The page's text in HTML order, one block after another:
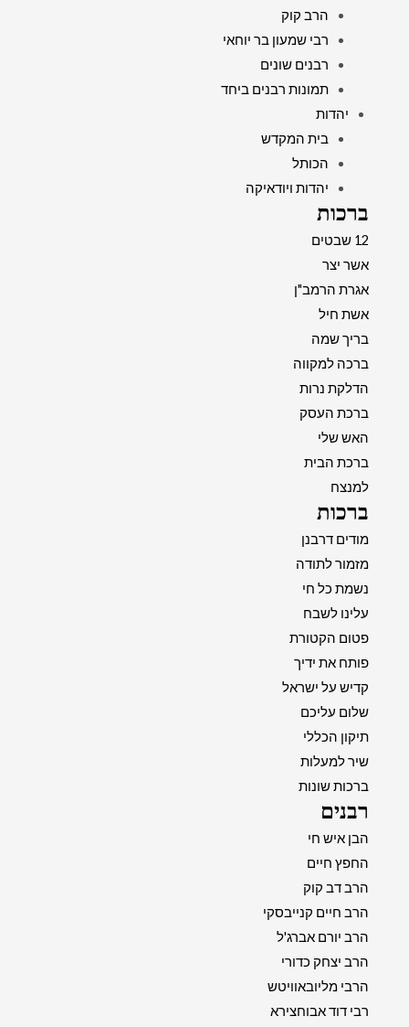
הרב קוק
רבי שמעון בר יוחאי
רבנים שונים
תמונות רבנים ביחד
יהדות
בית המקדש
הכותל
יהדות ויודאיקה
ברכות
12 שבטים
אשר יצר
אגרת הרמב"ן
אשת חיל
בריך שמה
ברכה למקווה
הדלקת נרות
ברכת העסק
האש שלי
ברכת הבית
למנצח
ברכות
מודים דרבנן
מזמור לתודה
נשמת כל חי
עלינו לשבח
פטום הקטורת
פותח את ידיך
קדיש על ישראל
שלום עליכם
תיקון הכללי
שיר למעלות
ברכות שונות
רבנים
הבן איש חי
החפץ חיים
הרב דב קוק
הרב חיים קנייבסקי
הרב יורם אברג'ל
הרב יצחק כדורי
הרבי מליובאוויטש
רבי דוד אבוחצירא